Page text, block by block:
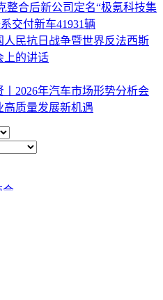
整合后新公司定名“极氪科技集
交付新车41931辆
人民抗日战争暨世界反法西斯
上的讲话
2026年汽车市场形势分析会
质量发展新机遇
会